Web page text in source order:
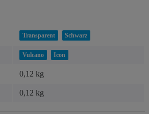
Transparent Schwarz
Vulcano Icon
0,12 kg
0,12 kg